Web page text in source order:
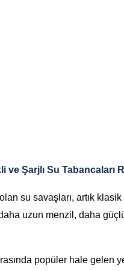
ve Şarjlı Su Tabancaları
su savaşları, artık
uzun menzil, daha
popüler hale gelen